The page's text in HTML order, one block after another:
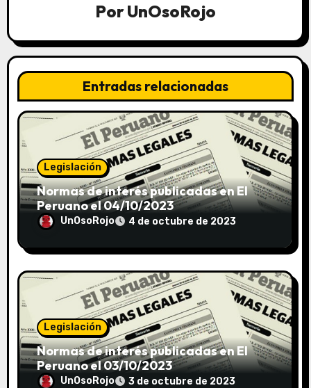
PorUnOsoRojo
Entradas relacionadas
Legislación
Normas de interés publicadas en El
Peruano el 04/10/2023
UnOsoRojo 4 de octubre de 2023
Legislación
Normas de interés publicadas en El
Peruano el 03/10/2023
UnOsoRojo 3 de octubre de 2023